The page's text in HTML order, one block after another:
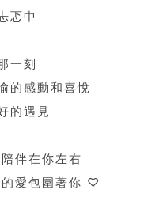
忑中
一刻
的感動和喜悅
的遇見
伴在你左右
愛包圍著你 ♡